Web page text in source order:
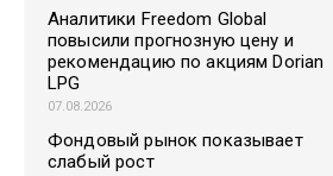
Аналитики Freedom Global
повысили прогнозную цену и
рекомендацию по акциям Dorian
LPG
07.08.2026
Фондовый рынок показывает
слабый рост